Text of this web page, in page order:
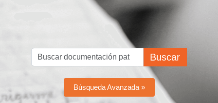
Buscar
Búsqueda Avanzada »